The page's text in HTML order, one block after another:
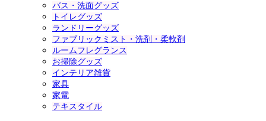
バス・洗面グッズ
トイレグッズ
ランドリーグッズ
ファブリックミスト・洗剤・柔軟剤
ルームフレグランス
お掃除グッズ
インテリア雑貨
家具
家電
テキスタイル